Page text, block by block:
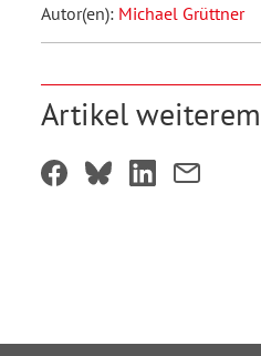
Autor(en): Michael Grüttner
Artikel